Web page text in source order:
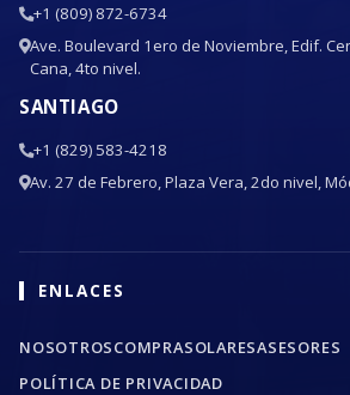
+1 (809) 872-6734
Ave. Boulevard 1ero de Noviembre, Edif.
Cana, 4to nivel.
SANTIAGO
+1 (829) 583-4218
Av. 27 de Febrero, Plaza Vera, 2do nivel,
ENLACES
NOSOTROSCOMPRASOLARESASESORES
POLÍTICA DE PRIVACIDAD